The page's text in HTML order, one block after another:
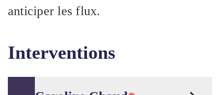
anticiper les flux.
Interventions